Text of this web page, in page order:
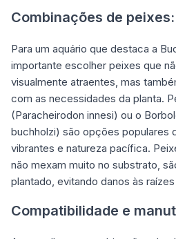
Combinações de peixes:
Para um aquário que destaca a
importante escolher peixes que
visualmente atraentes, mas
com as necessidades da planta.
(Paracheirodon innesi) ou o
buchholzi) são opções populares
vibrantes e natureza pacífica.
não mexam muito no substrato,
plantado, evitando danos às
Compatibilidade e